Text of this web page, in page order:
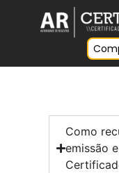
Como
emissão